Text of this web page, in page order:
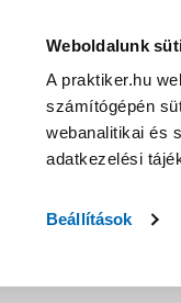
Weboldalunk
A praktiker.hu
számítógépén
webanalitikai és
adatkezelési
Beállítások
Nyereményjáték